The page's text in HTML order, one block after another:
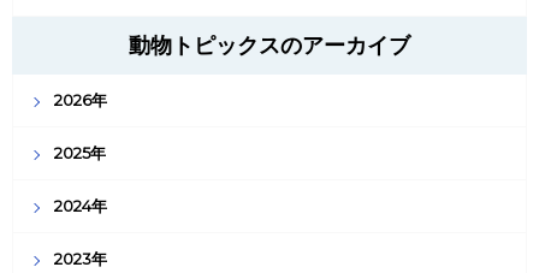
動物トピックスのアーカイブ
2026年
2025年
2024年
2023年